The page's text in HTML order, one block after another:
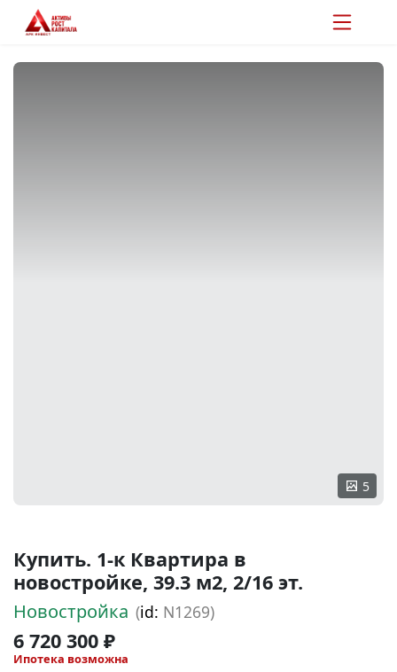
5
Купить. 1-к Квартира в
новостройке, 39.3 м2, 2/16 эт.
Новостройка (id: N1269)
6 720 300 ₽
Ипотека возможна